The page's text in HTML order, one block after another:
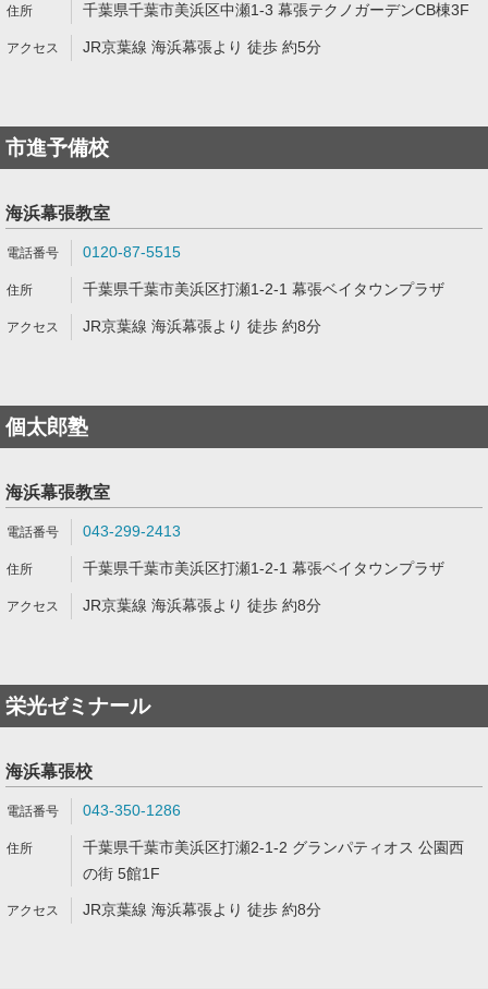
千葉県千葉市美浜区中瀬1-3 幕張テクノガーデンCB棟3F
JR京葉線 海浜幕張より 徒歩 約5分
市進予備校
海浜幕張教室
0120-87-5515
千葉県千葉市美浜区打瀬1-2-1 幕張ベイタウンプラザ
JR京葉線 海浜幕張より 徒歩 約8分
個太郎塾
海浜幕張教室
043-299-2413
千葉県千葉市美浜区打瀬1-2-1 幕張ベイタウンプラザ
JR京葉線 海浜幕張より 徒歩 約8分
栄光ゼミナール
海浜幕張校
043-350-1286
千葉県千葉市美浜区打瀬2-1-2 グランパティオス 公園西
の街 5館1F
JR京葉線 海浜幕張より 徒歩 約8分